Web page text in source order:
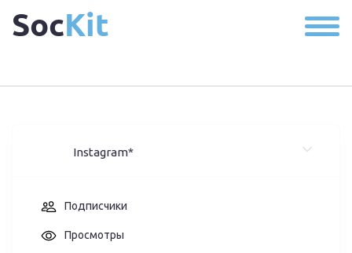
SocKit
Instagram*
Подписчики
Просмотры